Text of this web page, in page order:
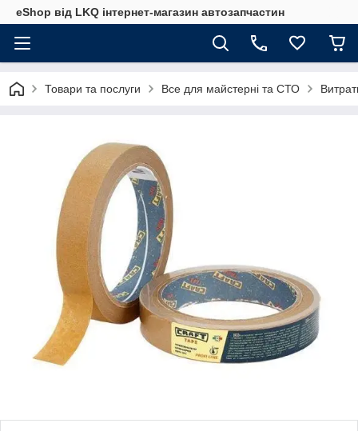
eShop від LKQ інтернет-магазин автозапчастин
Товари та послуги Все для майстерні та СТО